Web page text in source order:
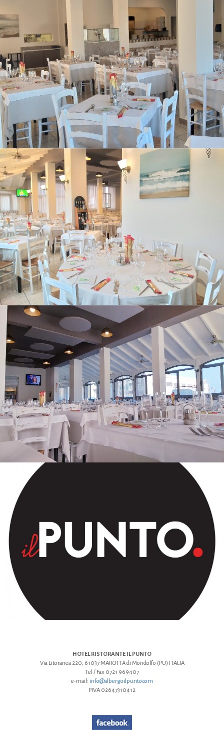
HOTEL RISTORANTE IL PUNTO
Via Litoranea 220, 61037 MAROTTA di Mondolfo (PU) ITALIA
Tel / Fax 0721 969407
e-mail: info@albergoilpunto.com
PIVA 02647310412